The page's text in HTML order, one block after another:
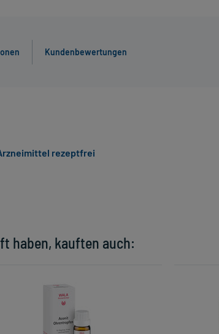
Kundenbewertungen
haben, kauften auch:
rezeptfrei